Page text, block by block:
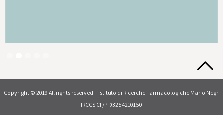
Copyright © 2019 All rights reserved - Istituto di Ricerche Farmacologiche Mario Negri
IRCCS CF/PI 03254210150